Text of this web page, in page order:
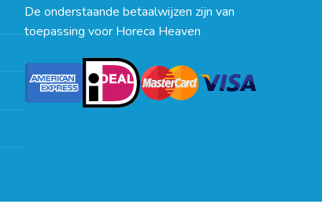
De onderstaande betaalwijzen zijn van
toepassing voor Horeca Heaven